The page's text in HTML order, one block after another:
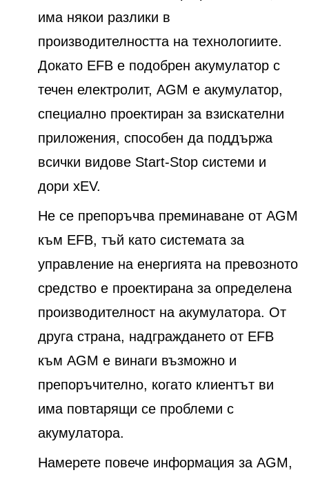
има някои разлики в
производителността на технологиите.
Докато EFB е подобрен акумулатор с
течен електролит, AGM е акумулатор,
специално проектиран за взискателни
приложения, способен да поддържа
всички видове Start-Stop системи и
дори xEV.
Не се препоръчва преминаване от AGM
към EFB, тъй като системата за
управление на енергията на превозното
средство е проектирана за определена
производителност на акумулатора. От
друга страна, надграждането от EFB
към AGM е винаги възможно и
препоръчително, когато клиентът ви
има повтарящи се проблеми с
акумулатора.
Намерете повече информация за AGM,